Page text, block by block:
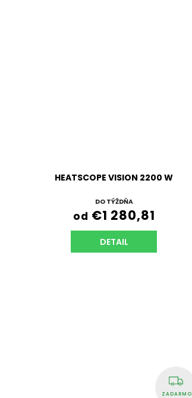
HEATSCOPE VISION 2200 W
DO TÝŽDŇA
od €1 280,81
DETAIL
ZADARMO